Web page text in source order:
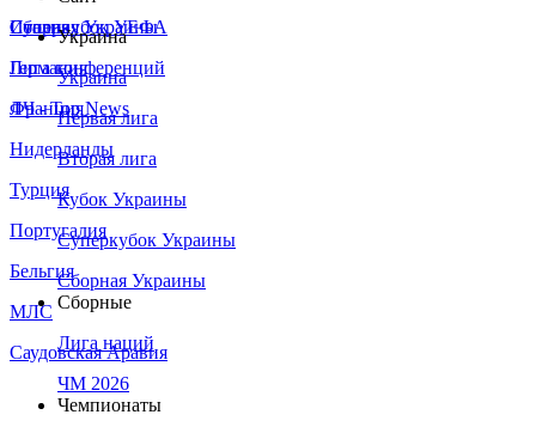
Сборная Украины
Италия
Германия
Франция
Нидерланды
Турция
Португалия
Бельгия
МЛС
Саудовская Аравия
Суперкубок УЕФА
Лига конференций
ЛЧ - Top News
Украина
Украина
Первая лига
Вторая лига
Кубок Украины
Суперкубок Украины
Сборная Украины
Сборные
Лига наций
ЧМ 2026
Чемпионаты